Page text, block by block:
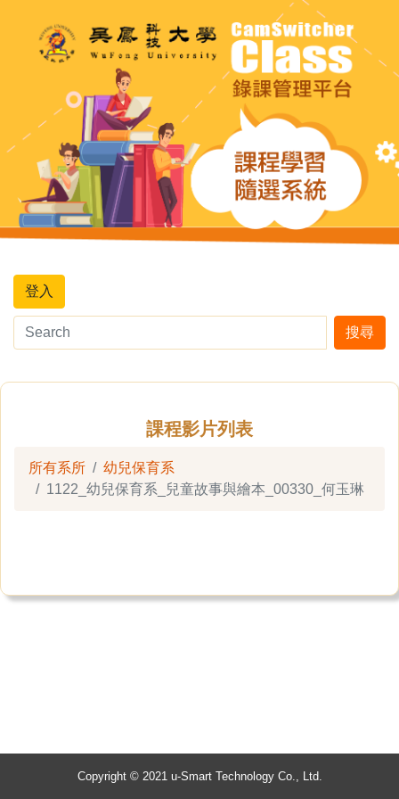
登入
搜尋
課程影片列表
所有系所
幼兒保育系
1122_幼兒保育系_兒童故事與繪本_00330_何玉琳
Copyright © 2021 u-Smart Technology Co., Ltd.